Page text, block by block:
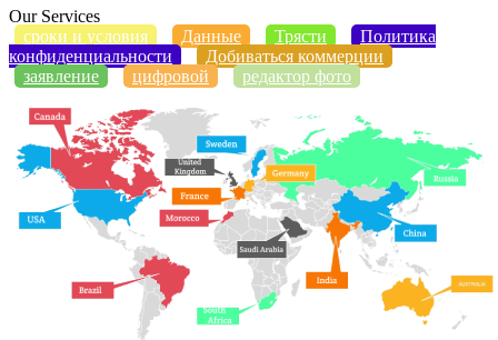
Our Services
сроки и условия
Данные Трясти
Политика
конфиденциальности
Добиваться коммерции
заявление
цифровой редактор фото